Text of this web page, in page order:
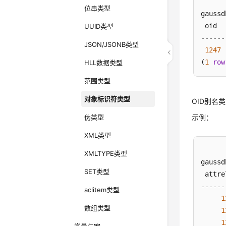
位串类型
UUID类型
JSON/JSONB类型
HLL数据类型
范围类型
对象标识符类型
伪类型
XML类型
XMLTYPE类型
SET类型
aclitem类型
数组类型
------
1247
(1 row
OID别名
示例：